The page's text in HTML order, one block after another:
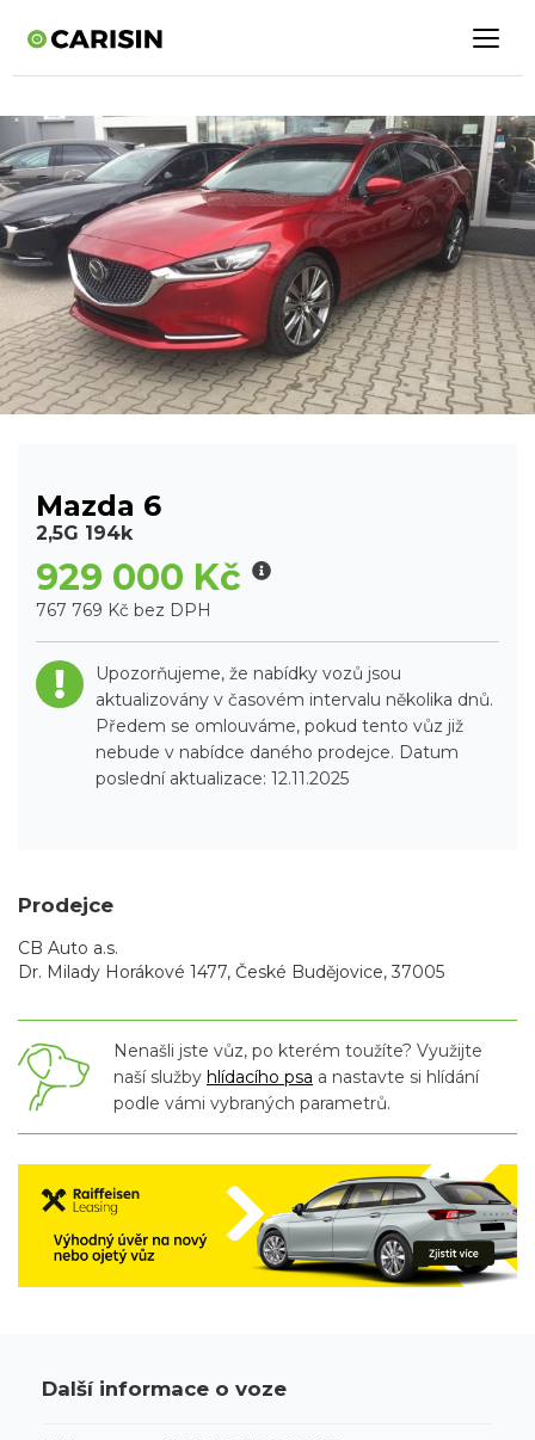
Mazda 6
2,5G 194k
929 000 Kč
767 769 Kč bez DPH
Upozorňujeme, že nabídky vozů jsou
aktualizovány v časovém intervalu několika dnů.
Předem se omlouváme, pokud tento vůz již
nebude v nabídce daného prodejce. Datum
poslední aktualizace: 12.11.2025
Prodejce
CB Auto a.s.
Dr. Milady Horákové 1477, České Budějovice, 37005
Nenašli jste vůz, po kterém toužíte? Využijte
naší služby hlídacího psa a nastavte si hlídání
podle vámi vybraných parametrů.
Další informace o voze